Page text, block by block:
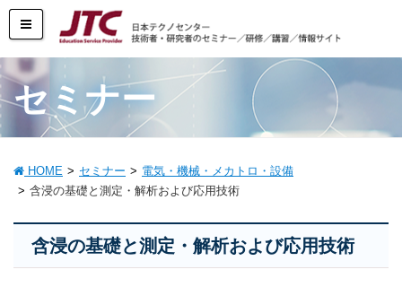
セミナー
HOME セミナー
電気・機械・メカトロ・設備
含浸の基礎と測定・解析および応用技術
含浸の基礎と測定・解析および応用技術